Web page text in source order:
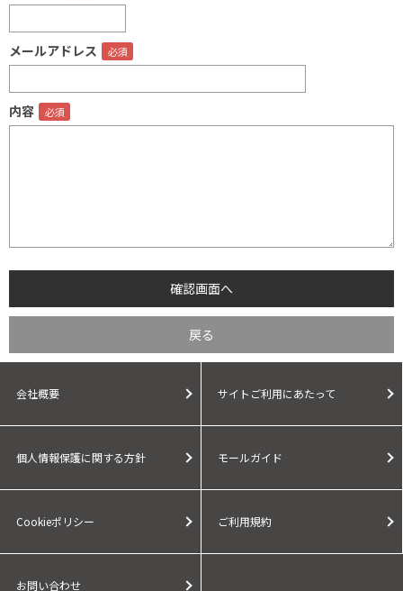
メールアドレス
内容
会社概要 サイトご利用にあたって
個人情報保護に関する方針 モールガイド
Cookieポリシー ご利用規約
お問い合わせ